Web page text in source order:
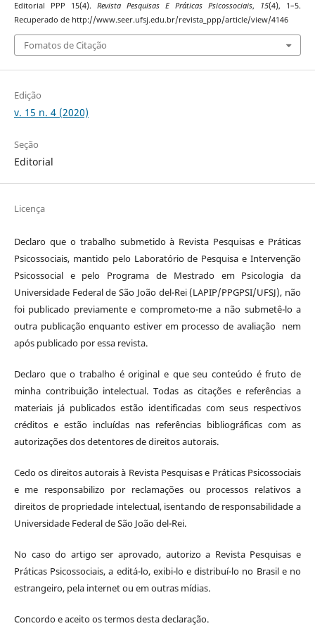
Editorial PPP 15(4). Revista Pesquisas E Práticas Psicossociais, 15(4), 1–5.
Recuperado de http://www.seer.ufsj.edu.br/revista_ppp/article/view/4146
Fomatos de Citação
Edição
v. 15 n. 4 (2020)
Seção
Editorial
Licença
Declaro que o trabalho submetido à Revista Pesquisas e Práticas
Psicossociais, mantido pelo Laboratório de Pesquisa e Intervenção
Psicossocial e pelo Programa de Mestrado em Psicologia da
Universidade Federal de São João del-Rei (LAPIP/PPGPSI/UFSJ), não
foi publicado previamente e comprometo-me a não submetê-lo a
outra publicação enquanto estiver em processo de avaliação nem
após publicado por essa revista.
Declaro que o trabalho é original e que seu conteúdo é fruto de
minha contribuição intelectual. Todas as citações e referências a
materiais já publicados estão identificadas com seus respectivos
créditos e estão incluídas nas referências bibliográficas com as
autorizações dos detentores de direitos autorais.
Cedo os direitos autorais à Revista Pesquisas e Práticas Psicossociais
e me responsabilizo por reclamações ou processos relativos a
direitos de propriedade intelectual, isentando de responsabilidade a
Universidade Federal de São João del-Rei.
No caso do artigo ser aprovado, autorizo a Revista Pesquisas e
Práticas Psicossociais, a editá-lo, exibi-lo e distribuí-lo no Brasil e no
estrangeiro, pela internet ou em outras mídias.
Concordo e aceito os termos desta declaração.